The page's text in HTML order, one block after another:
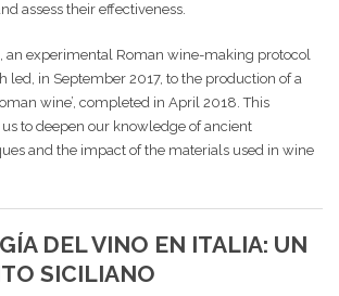
assess their effectiveness.
an experimental Roman wine-making protocol
led, in September 2017, to the production of a
wine’, completed in April 2018. This
to deepen our knowledge of ancient
and the impact of the materials used in wine
DEL VINO EN ITALIA: UN
SICILIANO